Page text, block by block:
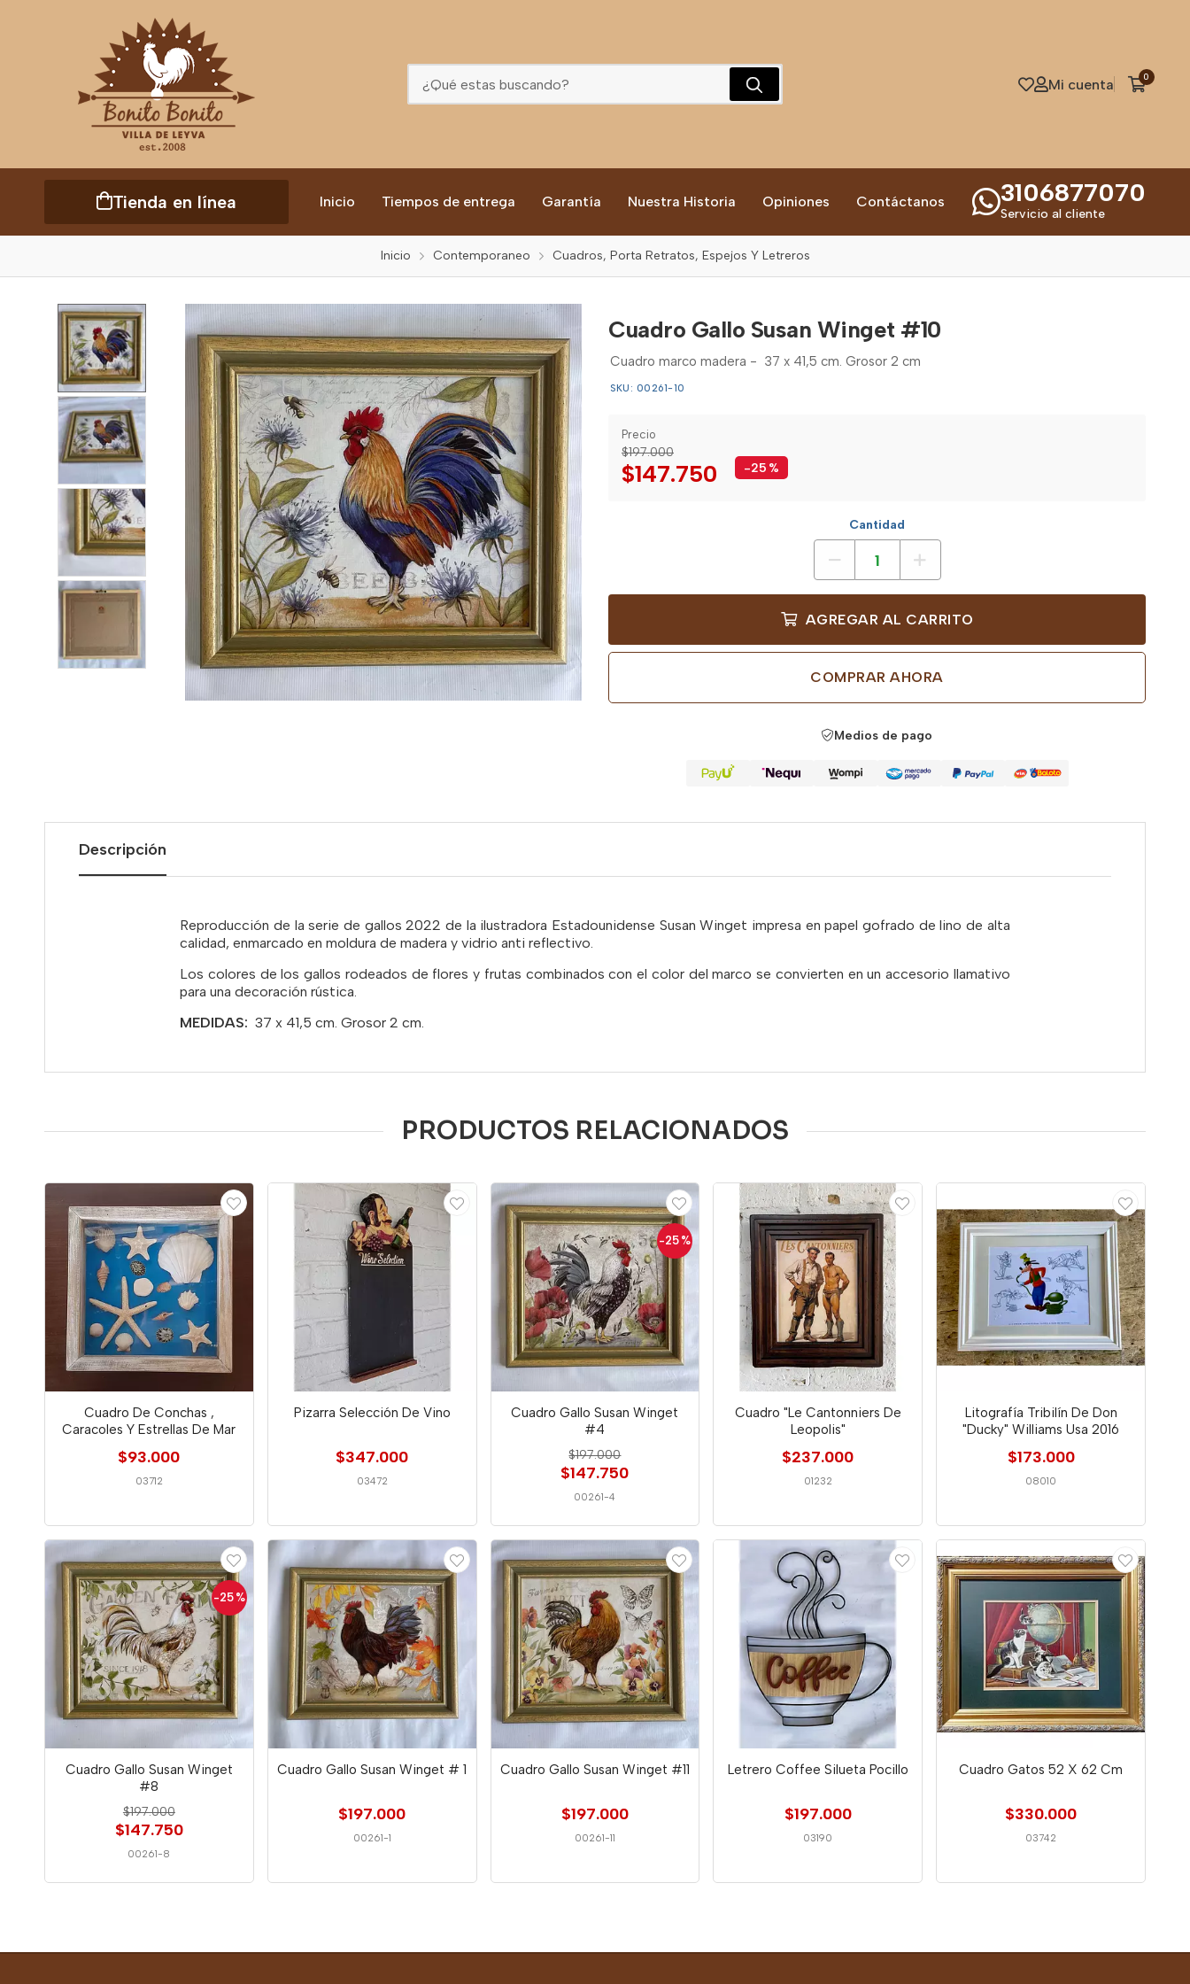
Mi cuenta 0
Tienda en línea Inicio Tiempos de entrega Garantía Nuestra Historia Opiniones Contáctanos 3106877070
Servicio al cliente
Inicio Contemporaneo Cuadros, Porta Retratos, Espejos Y Letreros
Cuadro Gallo Susan Winget #10
Cuadro marco madera - 37 x 41,5 cm. Grosor 2 cm
SKU: 00261-10
Precio
$197.000
$147.750 -25 %
Cantidad
AGREGAR AL CARRITO
COMPRAR AHORA
Medios de pago
Descripción
Reproducción de la serie de gallos 2022 de la ilustradora Estadounidense Susan Winget impresa en papel gofrado de lino de alta
calidad, enmarcado en moldura de madera y vidrio anti reflectivo.
Los colores de los gallos rodeados de flores y frutas combinados con el color del marco se convierten en un accesorio llamativo
para una decoración rústica.
MEDIDAS: 37 x 41,5 cm. Grosor 2 cm.
PRODUCTOS RELACIONADOS
Cuadro De Conchas ,
Caracoles Y Estrellas De Mar
$93.000
03712
Pizarra Selección De Vino
$347.000
03472
-25 %
Cuadro Gallo Susan Winget
#4
$197.000
$147.750
00261-4
Cuadro "Le Cantonniers De
Leopolis"
$237.000
01232
Litografía Tribilín De Don
"Ducky" Williams Usa 2016
$173.000
08010
-25 %
Cuadro Gallo Susan Winget
#8
$197.000
$147.750
00261-8
Cuadro Gallo Susan Winget # 1
$197.000
00261-1
Cuadro Gallo Susan Winget #11
$197.000
00261-11
Letrero Coffee Silueta Pocillo
$197.000
03190
Cuadro Gatos 52 X 62 Cm
$330.000
03742